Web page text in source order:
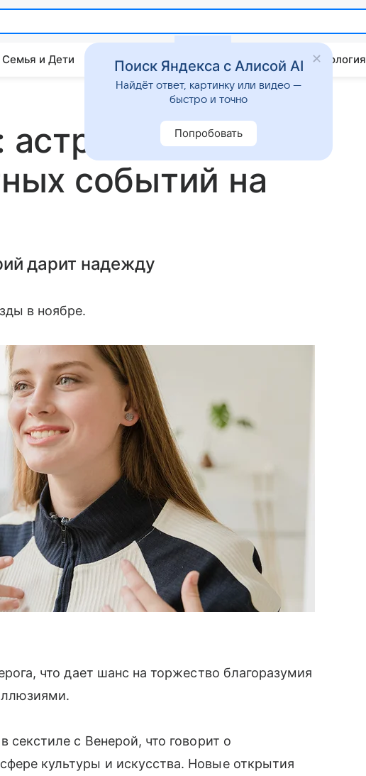
Семья и Дети Дом Гороскопы Стиль жизни Психология
событий на
дарит надежду
в ноябре.
что дает шанс на торжество благоразумия
секстиле с Венерой, что говорит о
культуры и искусства. Новые открытия
Поиск Яндекса с Алисой AI
Найдёт ответ, картинку или видео —
быстро и точно
Попробовать